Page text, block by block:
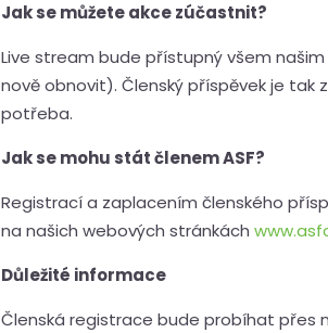
Jak se můžete akce zúčastnit?
Live stream bude přístupný všem
nově obnovit). Členský příspěvek je
potřeba.
Jak se mohu stát členem ASF?
Registrací a zaplacením členského
na našich webových stránkách
Důležité informace
Členská registrace bude probíhat přes